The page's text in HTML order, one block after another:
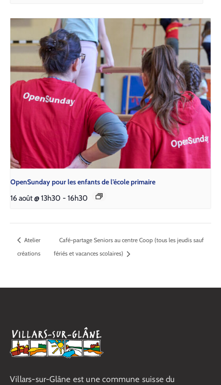
Open­Sun­day pour les enfants de l’é­cole pri­maire
16 août @ 13h30 - 16h30
Atelier
créations
Café-partage Seniors au centre Coop (tous les jeudis sauf
fériés et vacances scolaires)
Villars-sur-Glâne est une commune suisse du